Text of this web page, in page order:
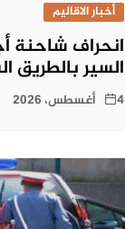
أخبار الاقاليم
انحراف شاحنة
السير بالطريق
4 أغسطس، 2026